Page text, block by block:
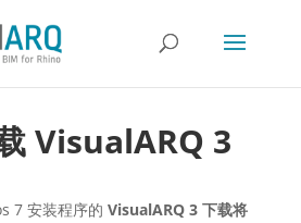
VisualARQ 3
7 安装程序的 VisualARQ 3 下载将